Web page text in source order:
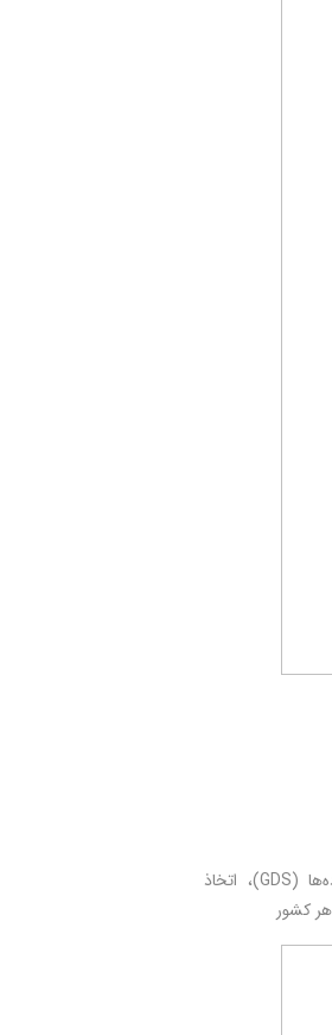
نمایانگر گام‌های بعدی فرآیند مانند نظریه‌های دولت‌ها مبنی بر ترویج استفاده از استانداردهای جهانی داده‌ها (GDS)، اتخاذ
کشور